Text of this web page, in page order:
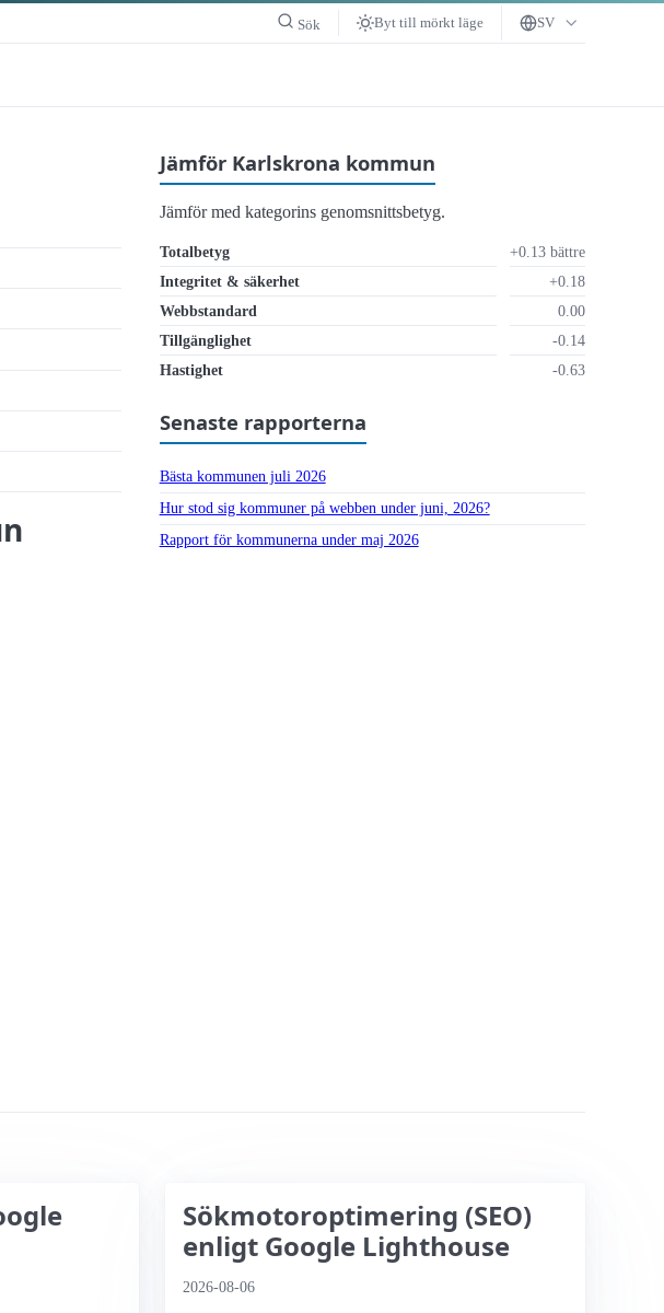
Sök Byt till mörkt läge SV
är otillräckligt
Jämför Karlskrona kommun
Jämför med kategorins genomsnittsbetyg.
Totalbetyg
+0.13 bättre
Integritet & säkerhet
+0.18
Webbstandard
0.00
Tillgänglighet
-0.14
Hastighet
-0.63
Senaste rapporterna
Bästa kommunen juli 2026
Hur stod sig kommuner på webben under juni, 2026?
Rapport för kommunerna under maj 2026
Sökmotoroptimering (SEO)
enligt Google Lighthouse
2026-08-06